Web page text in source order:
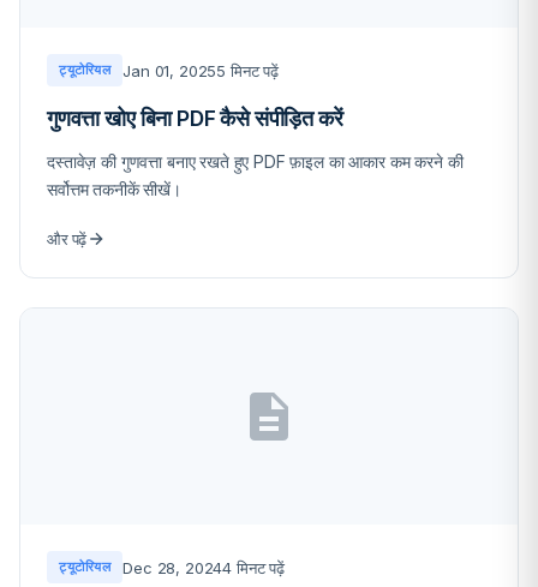
ट्यूटोरियल Jan 01, 20255 मिनट पढ़ें
गुणवत्ता खोए बिना PDF कैसे संपीड़ित करें
दस्तावेज़ की गुणवत्ता बनाए रखते हुए PDF फ़ाइल का आकार कम करने की
सर्वोत्तम तकनीकें सीखें।
और पढ़ें
ट्यूटोरियल Dec 28, 20244 मिनट पढ़ें